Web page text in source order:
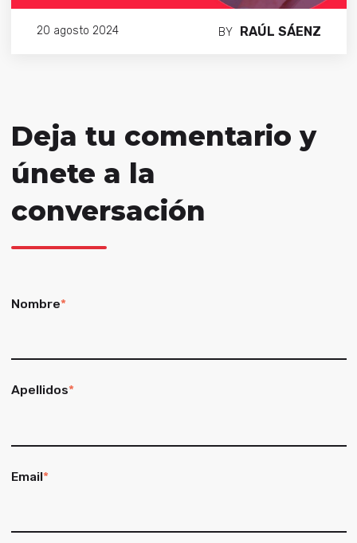
20 agosto 2024 BY RAÚL SÁENZ
Deja tu comentario y
únete a la
conversación
Nombre*
Apellidos*
Email*